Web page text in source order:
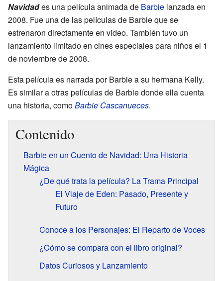
Navidades una película animada de Barbie lanzada en
2008. Fue una de las películas de Barbie que se
estrenaron directamente en video. También tuvo un
lanzamiento limitado en cines especiales para niños el 1
de noviembre de 2008.
Esta película es narrada por Barbie a su hermana Kelly.
Es similar a otras películas de Barbie donde ella cuenta
una historia, comoBarbie Cascanueces.
Contenido
Barbie en un Cuento de Navidad: Una Historia
Mágica
¿De qué trata la película? La Trama Principal
El Viaje de Eden: Pasado, Presente y
Futuro
Conoce a los Personajes: El Reparto de Voces
¿Cómo se compara con el libro original?
Datos Curiosos y Lanzamiento